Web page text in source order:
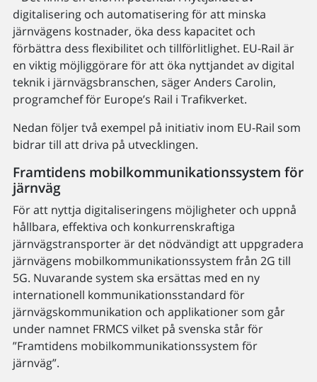
digitalisering och automatisering för att minska
järnvägens kostnader, öka dess kapacitet och
förbättra dess flexibilitet och tillförlitlighet. EU-Rail är
en viktig möjliggörare för att öka nyttjandet av digital
teknik i järnvägsbranschen, säger Anders Carolin,
programchef för Europe’s Rail i Trafikverket.
Nedan följer två exempel på initiativ inom EU-Rail som
bidrar till att driva på utvecklingen.
Framtidens mobilkommunikationssystem för
järnväg
För att nyttja digitaliseringens möjligheter och uppnå
hållbara, effektiva och konkurrenskraftiga
järnvägstransporter är det nödvändigt att uppgradera
järnvägens mobilkommunikationssystem från 2G till
5G. Nuvarande system ska ersättas med en ny
internationell kommunikationsstandard för
järnvägskommunikation och applikationer som går
under namnet FRMCS vilket på svenska står för
”Framtidens mobilkommunikationssystem för
järnväg”.